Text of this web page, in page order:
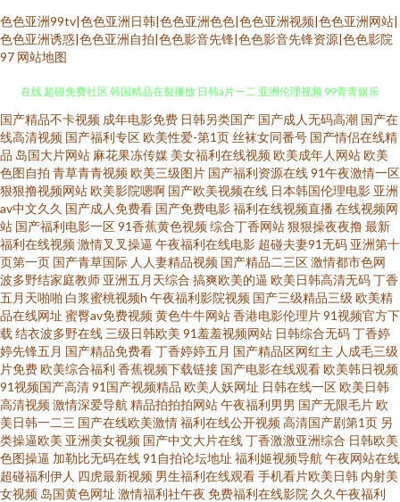
色色亚洲99tv|色色亚洲日韩|色色亚洲色色|色色亚洲视频|色色亚洲网站|
色色亚洲诱惑|色色亚洲自拍|色色影音先锋|色色影音先锋资源|色色影院
97 网站地图
影音av先锋色色资源 久久成人资源网 中文字幕一级A片高清 97人妻中文不卡
在线 超碰免费社区 韩国精品在裂播放 日韩a片一二 亚洲伦理视频 99青青娱乐
国产乱真实另类资源 日韩理论在线视频 伊人91久久论坛首页 人妖性爰视频
影音先锋亚洲色图 AV福利网站大全 精品女同一区二区在线 亚洲少妇色情视
频 97人妻超碰在线 丁香婷婷五月花 久久老年人aV影院 日本黄色电影A级 五
月天婷婷网站 91成人伦理视频 韩国电影观看无码 青青草原伊人自拍 午夜激
情电影99 91国产丝袜在线竹菊 AV女优在线 福利特级电影免费在线 五月花婷
婷亚洲 一级A片免费观看网址 91日本人妻 韩国电影观看无码 六月天色婷婷在
我 日韩操逼大片 五月天av午夜看片 尤物天堂亚洲 91午夜小视频 www欧美性
国产精品不卡视频 成年电影免费 日韩另类国产 国产成人无码高潮 国产在
线高清视频 国产福利专区欧美性爱-第1页丝袜女同番号 国产情侣在线精
品 岛国大片网站 麻花果冻传媒 美女福利在线视频欧美成年人网站欧美
色图自拍 青草青青视频欧美三级图片 国产福利资源在线91午夜激情一区
狠狠撸视频网站欧美影院嗯啊 国产欧美视频在线 日本韩国伦理电影 亚洲
av中文久久 国产成人免费看 国产免费电影福利在线视频直播在线视频网
站 国产福利电影一区91香蕉黄色视频综合丁香网站狠狠操夜夜撸最新
福利在线视频激情叉叉操逼 午夜福利在线电影 超碰夫妻91无码 亚洲第十
页第一页 国产青草国际 人人妻精品视频 国产精品二三区激情都市色网
波多野结家庭教师 亚洲五月天综合 搞爽欧美的逼 欧美日韩高清无码丁香
五月天啪啪 白浆蜜桃视频h 午夜福利影院视频 国产三级精品三级 欧美精
品在线网址 蜜臀av免费视频黄色牛牛网站香港电影伦理片91视频官方下
载 结衣波多野在线 三级日韩欧美 91羞羞视频网站 日韩综合无码丁香婷
婷先锋五月 国产精品免费看丁香婷婷五月 国产精品区网红主 人成毛三级
片免费欧美综合福利 香蕉视频下载链接 国产电影在线观看欧美韩日视频
91视频国产高清91国产视频精品 欧美人妖网址 日韩在线一区欧美日韩
高清视频激情深爱导航 精品拍拍拍网站午夜福利男男 国产无限毛片欧
美日韩一二三 国产在线欧美激情福利在线公开视频高清国产剧第1页 另
类操逼欧美 亚洲美女视频 国产中文大片在线丁香激激亚洲综合 日韩欧美
色图操逼 加勒比无码在线91自拍论坛地址 福利姬视频导航 午夜网站在线
超碰福利伊人 四虎最新视频 男生福利在线观看手机看片欧美日韩 内射美
女视频 岛国黄色网址 激情福利社午夜 免费福利在线影院 久久午夜福利